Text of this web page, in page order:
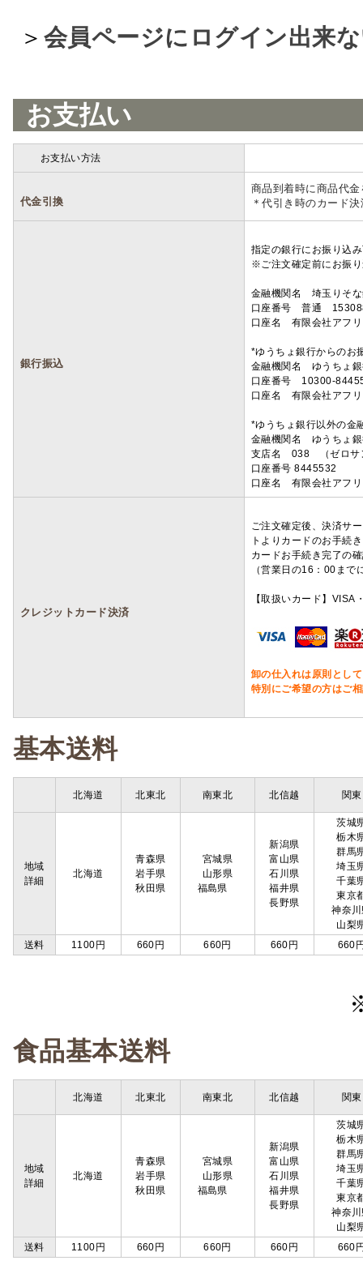
＞ 会員ページにログイン出来
お支払い
お支払い方法
代金引換
商品到着時に商品代
＊代引き時のカード
銀行振込
指定の銀行にお振り込
※ご注文確定前にお振
金融機関名 埼玉りそ
口座番号 普通
口座名 有限会社アフ
*ゆうちょ銀行からのお
金融機関名 ゆうちょ
口座番号 10300-
口座名 有限会社アフ
*ゆうちょ銀行以外の金
金融機関名 ゆうちょ
支店名 038 （ゼロサ
口座番号 8445532
口座名 有限会社アフ
クレジットカード決済
ご注文確定後、決済サ
トよりカードのお手続
カードお手続き完了の
（営業日の16：00ま
【取扱いカード】
卸の仕入れは原則とし
特別にご希望の方はご
基本送料
北海道 北東北 南東北 北信越 関東
地域
詳細
北海道
青森県
岩手県
秋田県
宮城県
山形県
福島県
新潟県
富山県
石川県
福井県
長野県
茨城
栃木
群馬
埼玉
千葉
東京
神奈
山梨
送料
1100円 660円 660円 660円 660
食品基本送料
北海道 北東北 南東北 北信越 関東
地域
詳細
北海道
青森県
岩手県
秋田県
宮城県
山形県
福島県
新潟県
富山県
石川県
福井県
長野県
茨城
栃木
群馬
埼玉
千葉
東京
神奈
山梨
送料
1100円 660円 660円 660円 660